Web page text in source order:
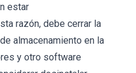
estar
razón, debe cerrar la
almacenamiento en la
y otro software